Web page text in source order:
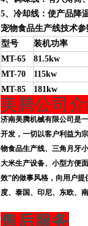
5、冷却线：使产品降
宠物食品生产线技术参
型号
装机功率
MT-65
81.5kw
MT-70
115kw
MT-85
181kw
美腾公司
济南美腾机械有限公司是
开发，一切以客户利益为
物食品生产线、三角月牙
大米生产设备、小型方便
效”的做事风格，向用户
度、泰国、印尼、东欧、
售后服务